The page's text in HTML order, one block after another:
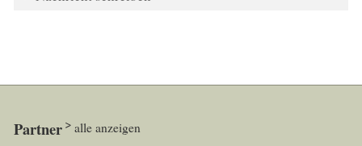
Partner alle anzeigen